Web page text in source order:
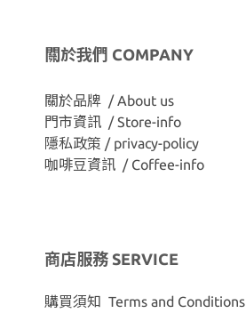
關於我們 COMPANY
關於品牌 / About us
門市資訊 / Store-info
隱私政策 / privacy-policy
咖啡豆資訊 / Coffee-info
商店服務 SERVICE
購買須知 Terms and Conditions